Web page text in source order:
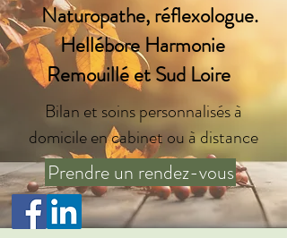
Naturopathe, réflexologue.
Hellébore Harmonie
Remouillé et Sud Loire
Bilan et soins personnalisés à
domicile en cabinet ou à distance
Prendre un rendez-vous